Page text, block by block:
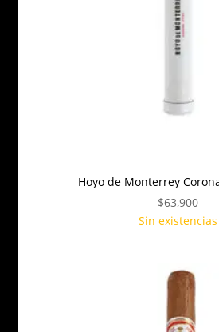
Hoyo de Monterrey
$63,900
Sin existencias